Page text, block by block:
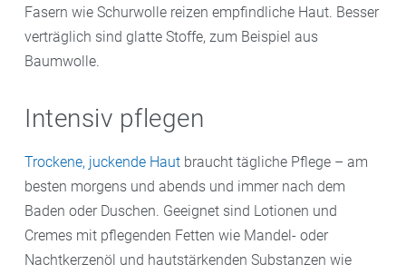
Fasern wie Schurwolle reizen empfindliche Haut. Besser
verträglich sind glatte Stoffe, zum Beispiel aus
Baumwolle.
Intensiv pflegen
Trockene, juckende Haut braucht tägliche Pflege – am
besten morgens und abends und immer nach dem
Baden oder Duschen. Geeignet sind Lotionen und
Cremes mit pflegenden Fetten wie Mandel- oder
Nachtkerzenöl und hautstärkenden Substanzen wie